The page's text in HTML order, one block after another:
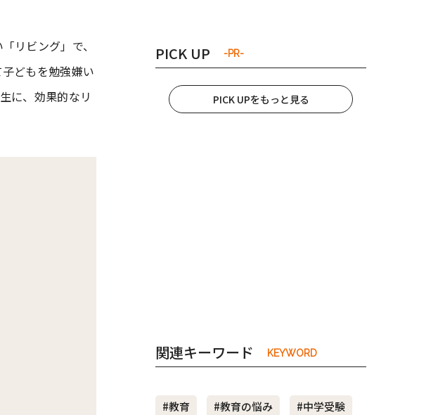
リビング」で、
どもを勉強嫌い
に、効果的なリ
PICK UP -PR-
PICK UPをもっと見る
関連キーワード KEYWORD
#教育 #教育の悩み
#中学受験